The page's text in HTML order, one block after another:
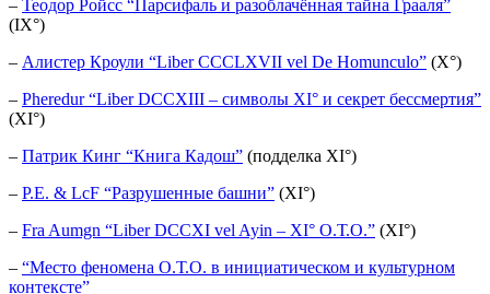
– Теодор Ройсс “Парсифаль и разоблачённая тайна Грааля”
(IX°)
– Алистер Кроули “Liber CCCLXVII vel De Homunculo” (X°)
– Pheredur “Liber DCCXIII – символы XI° и секрет бессмертия”
(XI°)
– Патрик Кинг “Книга Кадош” (подделка XI°)
– P.E. & LcF “Разрушенные башни” (XI°)
– Fra Aumgn “Liber DCCXI vel Ayin – XI° О.Т.О.” (XI°)
– “Место феномена О.Т.О. в инициатическом и культурном
контексте”